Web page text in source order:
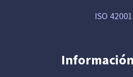
ISO 42001